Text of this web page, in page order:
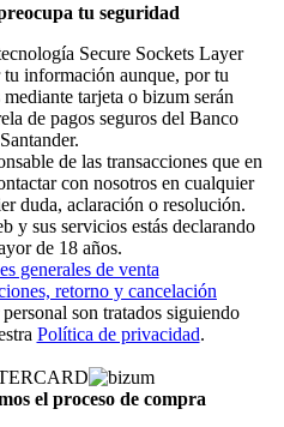
tu seguridad
Secure Sockets Layer
información aunque, por tu
tarjeta o bizum serán
de pagos seguros del Banco
Santander.
de las transacciones que en
con nosotros en cualquier
duda, aclaración o resolución.
y sus servicios estás declarando
de 18 años.
generales de venta
retorno y cancelación
son tratados siguiendo
Política de privacidad.
el proceso de compra